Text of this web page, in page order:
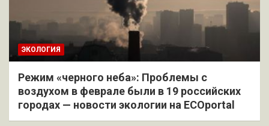
ЭКОЛОГИЯ
Режим «черного неба»: Проблемы с
воздухом в феврале были в 19 российских
городах — новости экологии на ECOportal